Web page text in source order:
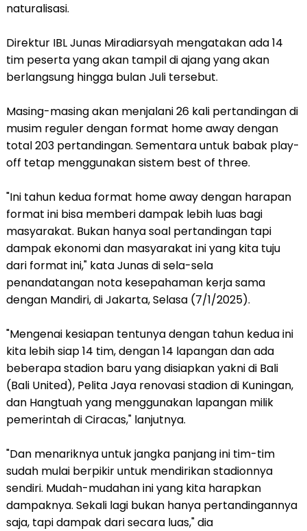
naturalisasi.
Direktur IBL Junas Miradiarsyah mengatakan ada 14
tim peserta yang akan tampil di ajang yang akan
berlangsung hingga bulan Juli tersebut.
Masing-masing akan menjalani 26 kali pertandingan di
musim reguler dengan format home away dengan
total 203 pertandingan. Sementara untuk babak play-
off tetap menggunakan sistem best of three.
"Ini tahun kedua format home away dengan harapan
format ini bisa memberi dampak lebih luas bagi
masyarakat. Bukan hanya soal pertandingan tapi
dampak ekonomi dan masyarakat ini yang kita tuju
dari format ini," kata Junas di sela-sela
penandatangan nota kesepahaman kerja sama
dengan Mandiri, di Jakarta, Selasa (7/1/2025).
"Mengenai kesiapan tentunya dengan tahun kedua ini
kita lebih siap 14 tim, dengan 14 lapangan dan ada
beberapa stadion baru yang disiapkan yakni di Bali
(Bali United), Pelita Jaya renovasi stadion di Kuningan,
dan Hangtuah yang menggunakan lapangan milik
pemerintah di Ciracas," lanjutnya.
"Dan menariknya untuk jangka panjang ini tim-tim
sudah mulai berpikir untuk mendirikan stadionnya
sendiri. Mudah-mudahan ini yang kita harapkan
dampaknya. Sekali lagi bukan hanya pertandingannya
saja, tapi dampak dari secara luas," dia